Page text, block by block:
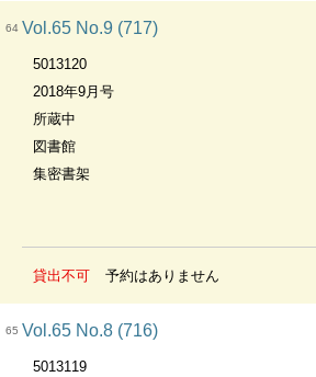
64 Vol.65 No.9 (717)
5013120
2018年9月号
所蔵中
図書館
集密書架
貸出不可 予約はありません
65 Vol.65 No.8 (716)
5013119